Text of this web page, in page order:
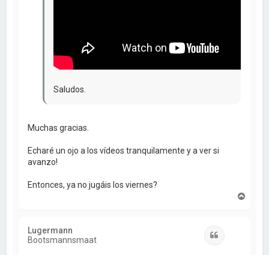
Saludos.
Muchas gracias.
Echaré un ojo a los vídeos tranquilamente y a ver si
avanzo!
Entonces, ya no jugáis los viernes?
Lugermann
Bootsmannsmaat